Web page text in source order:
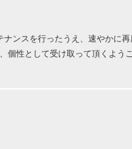
ンスを行ったうえ、速やかに再
個性として受け取って頂くよう